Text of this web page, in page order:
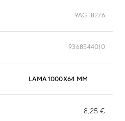
9AGF8276
9368544010
LAMA 1000X64 MM
8,25 €